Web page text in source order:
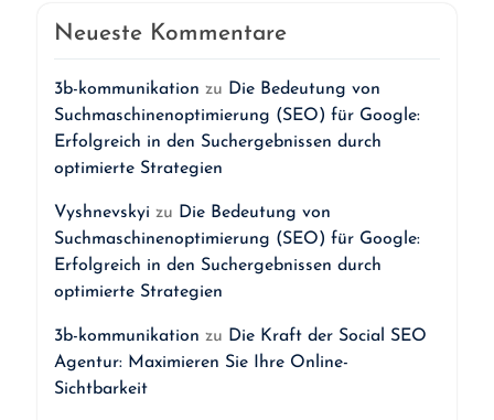
Neueste Kommentare
3b-kommunikation zu Die Bedeutung von
Suchmaschinenoptimierung (SEO) für Google:
Erfolgreich in den Suchergebnissen durch
optimierte Strategien
Vyshnevskyi zu Die Bedeutung von
Suchmaschinenoptimierung (SEO) für Google:
Erfolgreich in den Suchergebnissen durch
optimierte Strategien
3b-kommunikation zu Die Kraft der Social SEO
Agentur: Maximieren Sie Ihre Online-
Sichtbarkeit